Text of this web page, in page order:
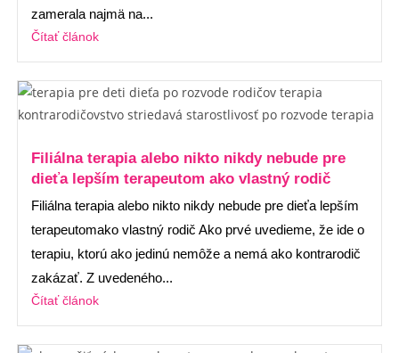
zamerala najmä na...
Čítať článok
Filiálna terapia alebo nikto nikdy nebude pre
dieťa lepším terapeutom ako vlastný rodič
Filiálna terapia alebo nikto nikdy nebude pre dieťa lepším
terapeutomako vlastný rodič Ako prvé uvedieme, že ide o
terapiu, ktorú ako jedinú nemôže a nemá ako kontrarodič
zakázať. Z uvedeného...
Čítať článok